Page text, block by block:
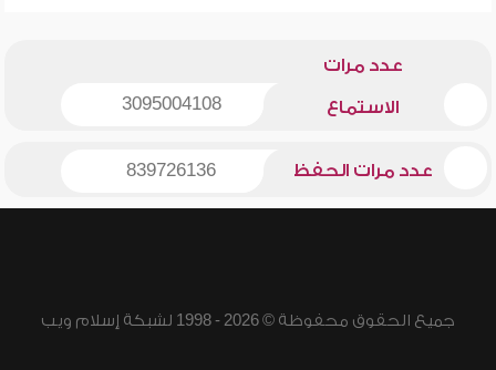
عدد مرات
الاستماع 3095004108
عدد مرات الحفظ 839726136
جميع الحقوق محفوظة © 2026 - 1998 لشبكة إسلام ويب